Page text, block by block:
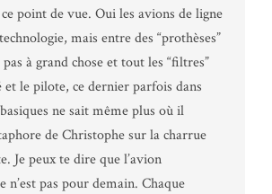
point de vue. Oui les avions de ligne
mais entre des “prothèses”
à grand chose et tout les “filtres”
le pilote, ce dernier parfois dans
ne sait même plus où il
de Christophe sur la charrue
Je peux te dire que l’avion
n’est pas pour demain. Chaque